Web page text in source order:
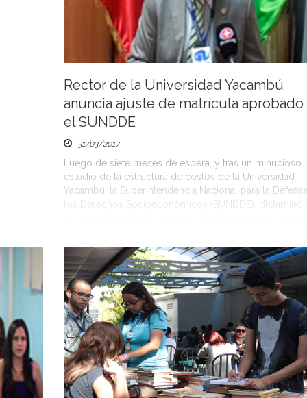
Rector de la Universidad Yacambú
anuncia ajuste de matrícula
el SUNDDE
31/03/2017
Luego de siete meses de espera, y tras un minucioso
estudio de la estructura de costos de la Universidad
Yacambú, la Superintendencia Nacional para la
los Derechos Socioeconómicos (SUNDDE), dictaminó
rueda […]